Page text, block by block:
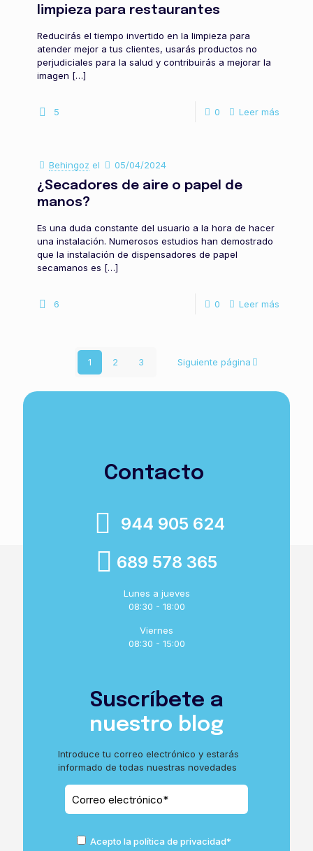
limpieza para restaurantes
Reducirás el tiempo invertido en la limpieza para
atender mejor a tus clientes, usarás productos no
perjudiciales para la salud y contribuirás a mejorar la
imagen […]
5 0 Leer más
Behingoz el 05/04/2024
¿Secadores de aire o papel de
manos?
Es una duda constante del usuario a la hora de hacer
una instalación. Numerosos estudios han demostrado
que la instalación de dispensadores de papel
secamanos es […]
6 0 Leer más
1 2 3 Siguiente página
Contacto
944 905 624
689 578 365
Lunes a jueves
08:30 - 18:00
Viernes
08:30 - 15:00
Suscríbete a
nuestro blog
Introduce tu correo electrónico y estarás
informado de todas nuestras novedades
Acepto la política de privacidad*